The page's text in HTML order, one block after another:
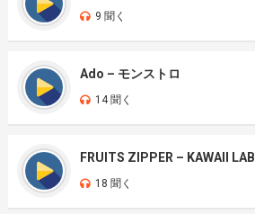
9 聞く
Ado – モンストロ
14 聞く
FRUITS ZIPPER – KAWAII LAB
18 聞く